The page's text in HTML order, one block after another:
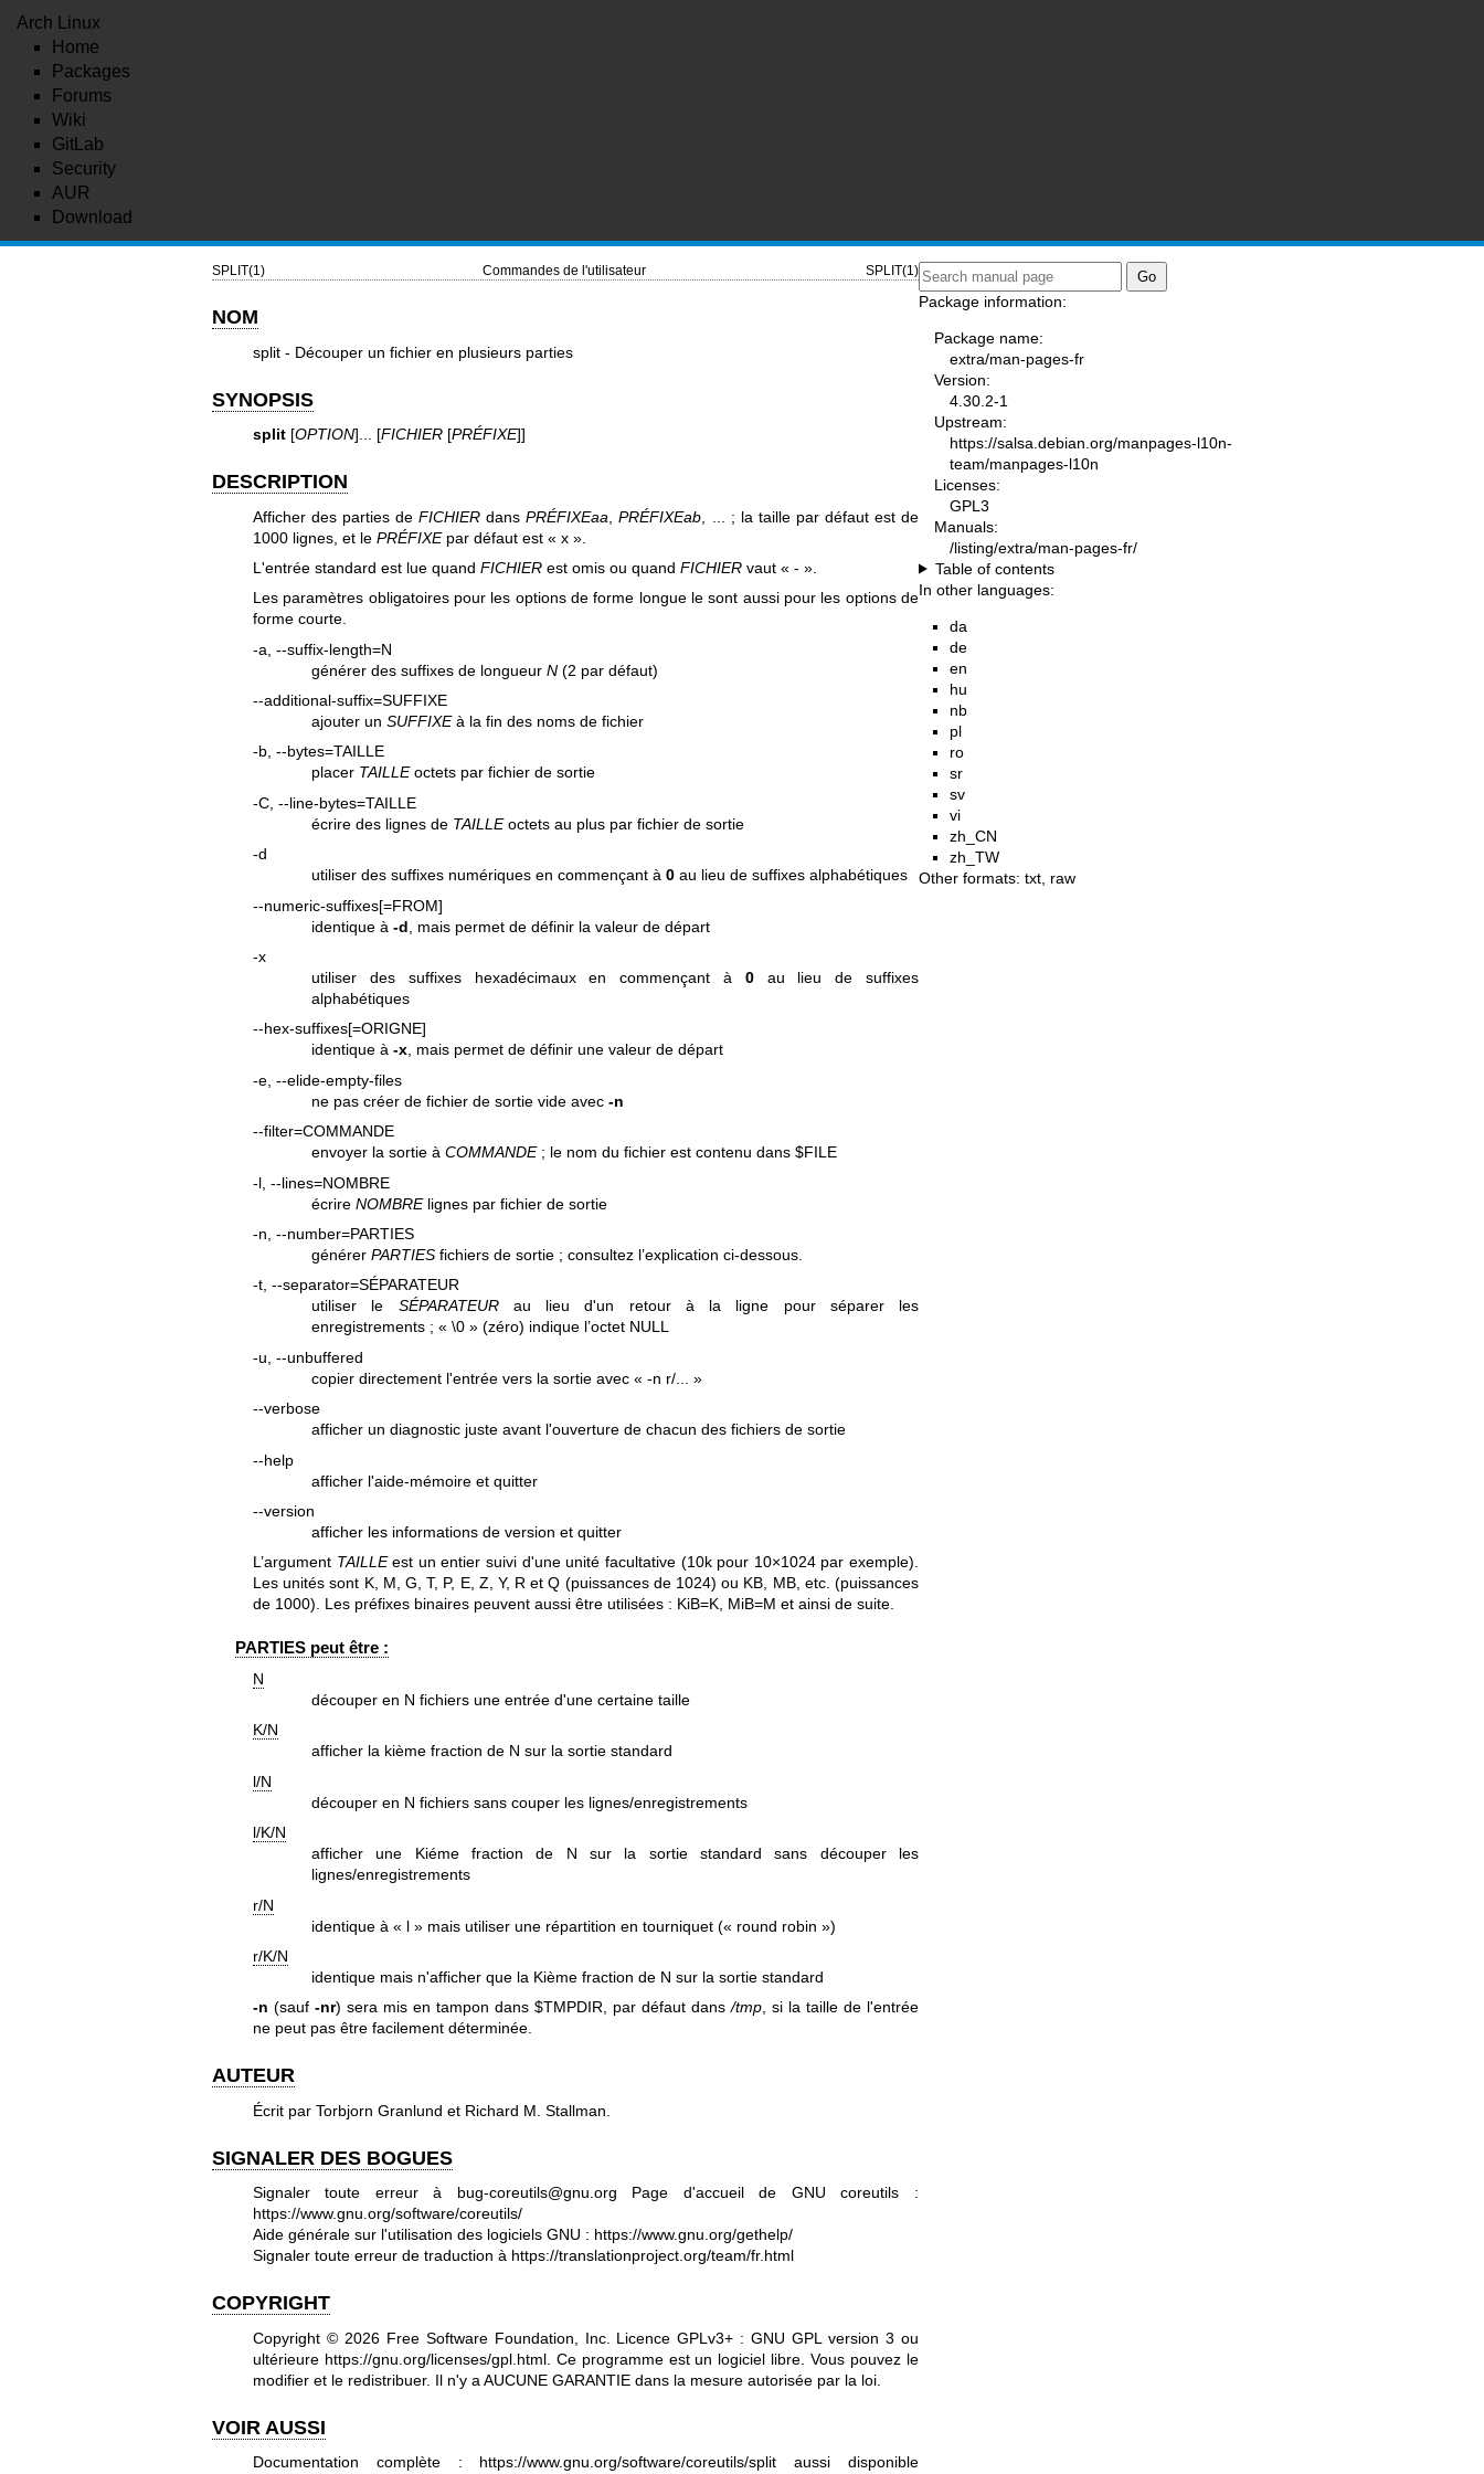
Arch Linux
Home
Packages
Forums
Wiki
GitLab
Security
AUR
Download
SPLIT(1) Commandes de l'utilisateur SPLIT(1)
NOM
split - Découper un fichier en plusieurs parties
SYNOPSIS
split[OPTION]... [FICHIER [PRÉFIXE]]
DESCRIPTION
Afficher des parties deFICHIER dansPRÉFIXEaa ,PRÉFIXEab , ... ; la taille par défaut est de
1000 lignes, et le PRÉFIXEpar défaut est « x ».
L'entrée standard est lue quand FICHIERest omis ou quand FICHIERvaut « - ».
Les paramètres obligatoires pour les options de forme longue le sont aussi pour les options de
forme courte.
-a, --suffix-length=N
générer des suffixes de longueurN (2 par défaut)
--additional-suffix=SUFFIXE
ajouter unSUFFIXEà la fin des noms de fichier
-b, --bytes=TAILLE
placer TAILLEoctets par fichier de sortie
-C, --line-bytes=TAILLE
écrire des lignes de TAILLEoctets au plus par fichier de sortie
-d
utiliser des suffixes numériques en commençant à0 au lieu de suffixes alphabétiques
--numeric-suffixes[=FROM]
identique à-d , mais permet de définir la valeur de départ
-x
utiliser des suffixes hexadécimaux en commençant à 0au lieu de suffixes
alphabétiques
--hex-suffixes[=ORIGNE]
identique à-x, mais permet de définir une valeur de départ
-e, --elide-empty-files
ne pas créer de fichier de sortie vide avec-n
--filter=COMMANDE
envoyer la sortie àCOMMANDE; le nom du fichier est contenu dans $FILE
-l, --lines=NOMBRE
écrireNOMBRElignes par fichier de sortie
-n, --number=PARTIES
générerPARTIES fichiers de sortie ; consultez l’explication ci-dessous.
-t, --separator=SÉPARATEUR
utiliser le SÉPARATEURau lieu d'un retour à la ligne pour séparer les
enregistrements ; « \0 » (zéro) indique l’octet NULL
-u, --unbuffered
copier directement l'entrée vers la sortie avec « -n r/... »
--verbose
afficher un diagnostic juste avant l'ouverture de chacun des fichiers de sortie
--help
afficher l'aide-mémoire et quitter
--version
afficher les informations de version et quitter
L’argument TAILLEest un entier suivi d'une unité facultative (10k pour 10×1024 par exemple).
Les unités sont K, M, G, T, P, E, Z, Y, R et Q (puissances de 1024) ou KB, MB, etc. (puissances
de 1000). Les préfixes binaires peuvent aussi être utilisées : KiB=K, MiB=M et ainsi de suite.
PARTIES peut être :
N
découper en N fichiers une entrée d'une certaine taille
K/N
afficher la kième fraction de N sur la sortie standard
l/N
découper en N fichiers sans couper les lignes/enregistrements
l/K/N
afficher une Kiéme fraction de N sur la sortie standard sans découper les
lignes/enregistrements
r/N
identique à « l » mais utiliser une répartition en tourniquet (« round robin »)
r/K/N
identique mais n'afficher que la Kième fraction de N sur la sortie standard
-n (sauf -nr) sera mis en tampon dans $TMPDIR, par défaut dans/tmp, si la taille de l'entrée
ne peut pas être facilement déterminée.
AUTEUR
Écrit par Torbjorn Granlund et Richard M. Stallman.
SIGNALER DES BOGUES
Signaler toute erreur à bug-coreutils@gnu.org Page d'accueil de GNU coreutils :
https://www.gnu.org/software/coreutils/
Aide générale sur l'utilisation des logiciels GNU : https://www.gnu.org/gethelp/
Signaler toute erreur de traduction à https://translationproject.org/team/fr.html
COPYRIGHT
Copyright © 2026 Free Software Foundation, Inc. Licence GPLv3+ : GNU GPL version 3 ou
ultérieure https://gnu.org/licenses/gpl.html. Ce programme est un logiciel libre. Vous pouvez le
modifier et le redistribuer. Il n'y a AUCUNE GARANTIE dans la mesure autorisée par la loi.
VOIR AUSSI
Documentation complète : https://www.gnu.org/software/coreutils/split aussi disponible
Package information:
Package name:
extra/man-pages-fr
Version:
4.30.2-1
Upstream:
https://salsa.debian.org/manpages-l10n-
team/manpages-l10n
Licenses:
GPL3
Manuals:
/listing/extra/man-pages-fr/
Table of contents
In other languages:
da
de
en
hu
nb
pl
ro
sr
sv
vi
zh_CN
zh_TW
Other formats: txt raw